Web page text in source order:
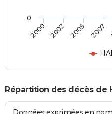
2000 2002 2005 2007
0
Répartition des décès de
Données exprimées en